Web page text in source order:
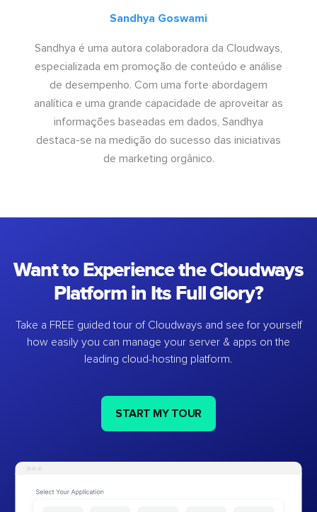
Sandhya Goswami
Sandhya é uma autora colaboradora da Cloudways,
especializada em promoção de conteúdo e análise
de desempenho. Com uma forte abordagem
analítica e uma grande capacidade de aproveitar as
informações baseadas em dados, Sandhya
destaca-se na medição do sucesso das iniciativas
de marketing orgânico.
Want to Experience the Cloudways
Platform in Its Full Glory?
Take a FREE guided tour of Cloudways and see for yourself
how easily you can manage your server & apps on the
leading cloud-hosting platform.
START MY TOUR